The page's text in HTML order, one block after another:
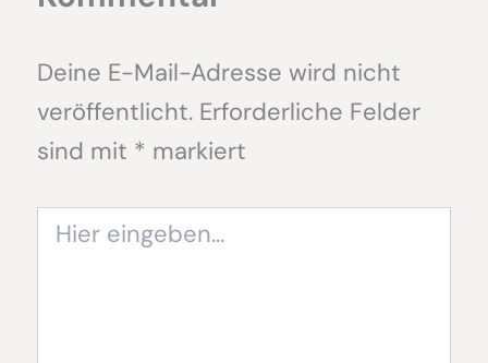
Deine E-Mail-Adresse wird nicht
veröffentlicht. Erforderliche Felder
sind mit * markiert
eingeben…